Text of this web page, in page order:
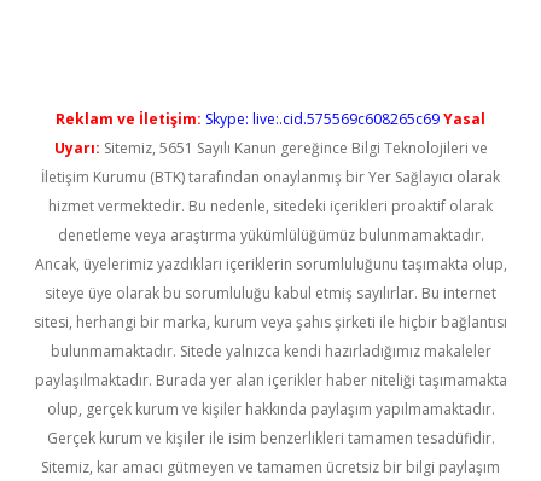
Reklam ve İletişim: Skype: live:.cid.575569c608265c69Yasal
Uyarı: Sitemiz, 5651 Sayılı Kanun gereğince Bilgi Teknolojileri ve
İletişim Kurumu (BTK) tarafından onaylanmış bir Yer Sağlayıcı olarak
hizmet vermektedir. Bu nedenle, sitedeki içerikleri proaktif olarak
denetleme veya araştırma yükümlülüğümüz bulunmamaktadır.
Ancak, üyelerimiz yazdıkları içeriklerin sorumluluğunu taşımakta olup,
siteye üye olarak bu sorumluluğu kabul etmiş sayılırlar. Bu internet
sitesi, herhangi bir marka, kurum veya şahıs şirketi ile hiçbir bağlantısı
bulunmamaktadır. Sitede yalnızca kendi hazırladığımız makaleler
paylaşılmaktadır. Burada yer alan içerikler haber niteliği taşımamakta
olup, gerçek kurum ve kişiler hakkında paylaşım yapılmamaktadır.
Gerçek kurum ve kişiler ile isim benzerlikleri tamamen tesadüfidir.
Sitemiz, kar amacı gütmeyen ve tamamen ücretsiz bir bilgi paylaşım